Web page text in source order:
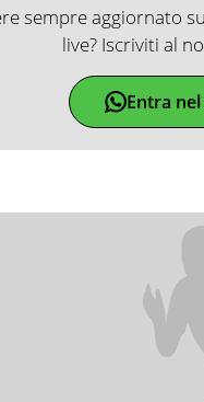
sempre aggiornato
live? Iscriviti al
Entra